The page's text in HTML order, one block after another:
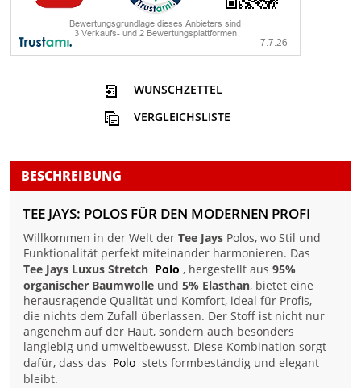
WUNSCHZETTEL
VERGLEICHSLISTE
BESCHREIBUNG
TEE JAYS: POLOS FÜR DEN MODERNEN PROFI
Willkommen in der Welt derTee Jays Polos, wo Stil und
Funktionalität perfekt miteinander harmonieren. Das
Tee Jays Luxus Stretch Polo , hergestellt aus95%
organischer Baumwolle und5% Elasthan, bietet eine
herausragende Qualität und Komfort, ideal für Profis,
die nichts dem Zufall überlassen. Der Stoff ist nicht nur
angenehm auf der Haut, sondern auch besonders
langlebig und umweltbewusst. Diese Kombination sorgt
dafür, dass das Polo stets formbeständig und elegant
bleibt.